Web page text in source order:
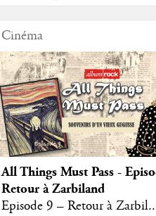
Cinéma
All Things Must Pass -
Retour à Zarbiland
Episode 9 – Retour à